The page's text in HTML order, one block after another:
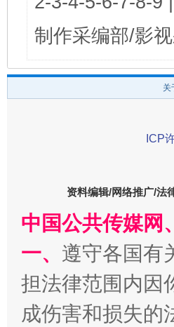
制作采编部/影
关
ICP
资料编辑/网络推广/法
中国公共传媒网
一、 遵守各国有
担法律范围内因
成伤害和损失的